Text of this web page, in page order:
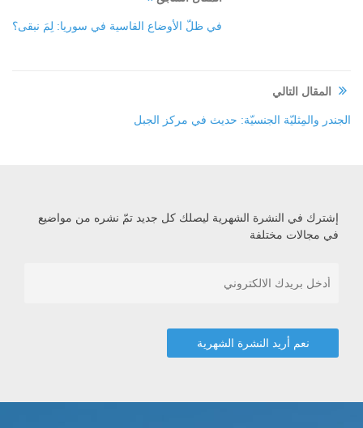
في ظلّ الأوضاع القاسية في سوريا: لِمَ نبقى؟
المقال التالي
الجندر والمِثليّة الجنسيّة: حديث في مركز الجبل
إشترك في النشرة الشهرية ليصلك كل جديد تمّ نشره من مواضيع
في مجالات مختلفة